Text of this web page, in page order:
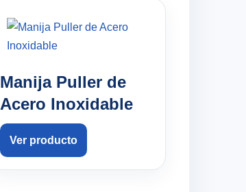
Manija Puller de
Acero Inoxidable
Ver producto